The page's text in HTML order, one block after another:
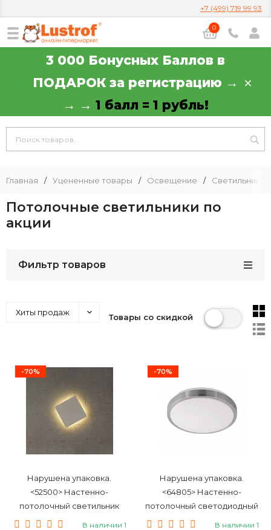
+7 (499) 719 99 93
0
3 000 Бонусных Баллов в
ПОДАРОК за регистрацию →
→ → 1 балл = 1 рубль!
Главная / Уцененные товары / Освещение / Светильники
Потолочные светильники по
акции
Фильтр товаров
Хиты продаж Товары со скидкой
-70%
Нарушена упаковка.
<52500> Настенно-
потолочный светильник
Mantra Bora Bora C0103
В наличии 1
-70%
Нарушена упаковка.
<64805> Настенно-
потолочный светодиодный
светильник Eglo Competa 1
В наличии 1